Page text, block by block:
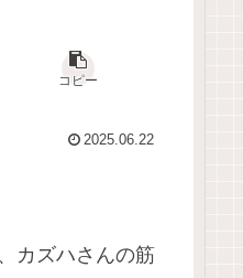
コピー
2025.06.22
カズハさんの筋